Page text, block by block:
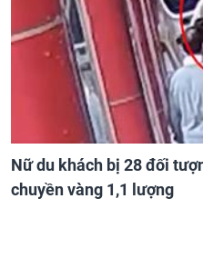
Nữ du khách bị 28 đối
chuyền vàng 1,1 lượng